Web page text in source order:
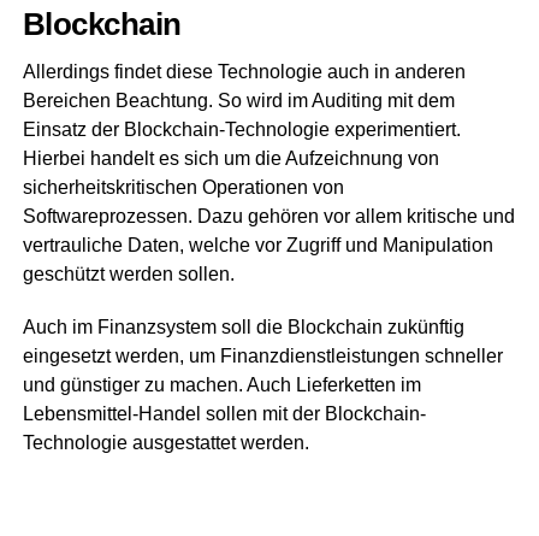
Blockchain
Allerdings findet diese Technologie auch in anderen
Bereichen Beachtung. So wird im Auditing mit dem
Einsatz der Blockchain-Technologie experimentiert.
Hierbei handelt es sich um die Aufzeichnung von
sicherheitskritischen Operationen von
Softwareprozessen. Dazu gehören vor allem kritische und
vertrauliche Daten, welche vor Zugriff und Manipulation
geschützt werden sollen.
Auch im Finanzsystem soll die Blockchain zukünftig
eingesetzt werden, um Finanzdienstleistungen schneller
und günstiger zu machen. Auch Lieferketten im
Lebensmittel-Handel sollen mit der Blockchain-
Technologie ausgestattet werden.